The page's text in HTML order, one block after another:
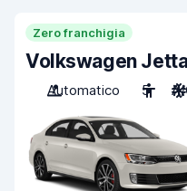
Zero franchigia
Volkswagen
Automatico
5